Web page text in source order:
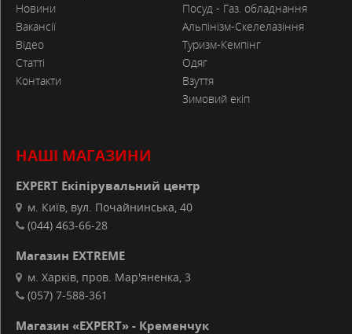
Новини
Вакансії
Відео
Статті
Контакти
Посуд - Газ. обладнання
Альпінізм-Скелелазіння
Туризм-Кемпінг
Одяг
Взуття
Зимовий екіп
НАШІ МАГАЗИНИ
EXPERT Екіпірувальний центр
м. Київ, вул. Почайнинська, 40
(044) 463-66-28
Магазин EXTREME
м. Харків, пров. Мар'яненка, 3
(057) 7-588-361
Магазин «EXPERT» - Кременчук